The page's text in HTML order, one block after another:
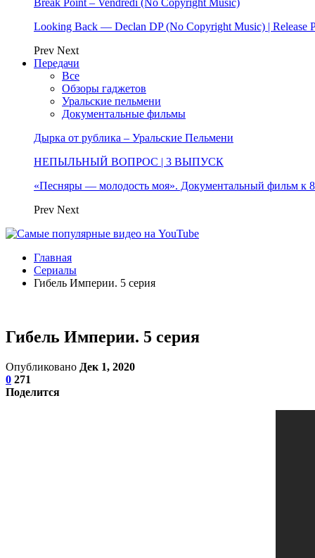
Break Point – Vendredi (No Copyright Music)
Looking Back — Declan DP (No Copyright Music) | Release
Prev Next
Передачи
Все
Обзоры гаджетов
Уральские пельмени
Документальные фильмы
Дырка от рублика – Уральские Пельмени
НЕПЫЛЬНЫЙ ВОПРОС | 3 ВЫПУСК
«Песняры — молодость моя». Документальный фильм к
Prev Next
Главная
Сериалы
Гибель Империи. 5 серия
Гибель Империи. 5 серия
Опубликовано Дек 1, 2020
0 271
Поделится